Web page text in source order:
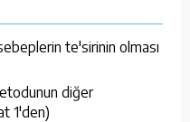
te'sirinin olması
diğer
1'den)